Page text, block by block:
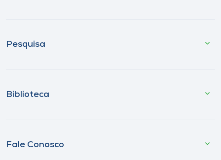
Pesquisa
Biblioteca
Fale Conosco